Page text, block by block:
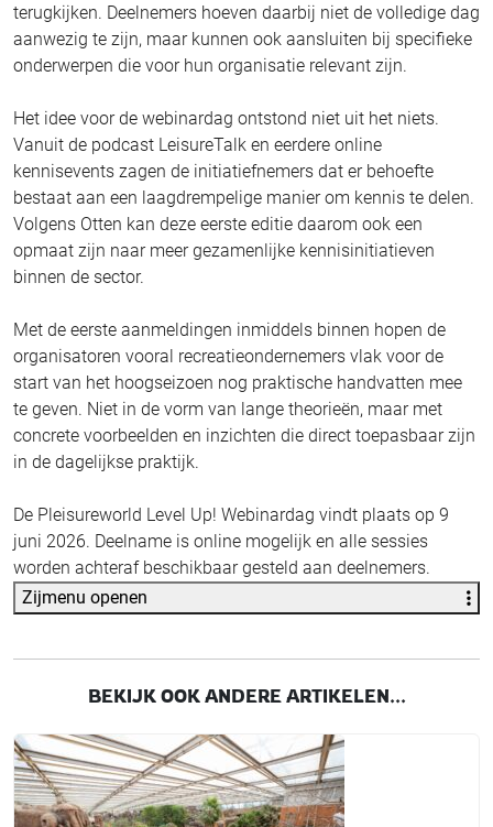
terugkijken. Deelnemers hoeven daarbij niet de volledige dag
aanwezig te zijn, maar kunnen ook aansluiten bij specifieke
onderwerpen die voor hun organisatie relevant zijn.
Het idee voor de webinardag ontstond niet uit het niets.
Vanuit de podcast LeisureTalk en eerdere online
kennisevents zagen de initiatiefnemers dat er behoefte
bestaat aan een laagdrempelige manier om kennis te delen.
Volgens Otten kan deze eerste editie daarom ook een
opmaat zijn naar meer gezamenlijke kennisinitiatieven
binnen de sector.
Met de eerste aanmeldingen inmiddels binnen hopen de
organisatoren vooral recreatieondernemers vlak voor de
start van het hoogseizoen nog praktische handvatten mee
te geven. Niet in de vorm van lange theorieën, maar met
concrete voorbeelden en inzichten die direct toepasbaar zijn
in de dagelijkse praktijk.
De Pleisureworld Level Up! Webinardag vindt plaats op 9
juni 2026. Deelname is online mogelijk en alle sessies
worden achteraf beschikbaar gesteld aan deelnemers.
Zijmenu openen
BEKIJK OOK ANDERE ARTIKELEN...